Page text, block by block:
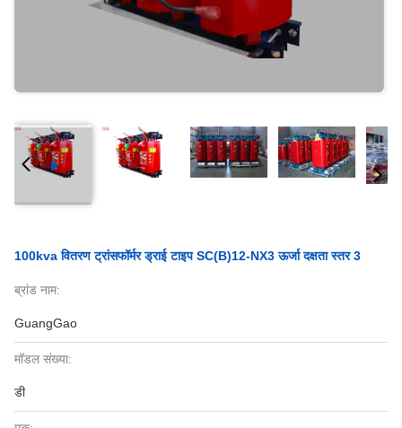
100kva वितरण ट्रांसफॉर्मर ड्राई टाइप SC(B)12-NX3 ऊर्जा दक्षता स्तर 3
ब्रांड नाम:
GuangGao
मॉडल संख्या:
डी